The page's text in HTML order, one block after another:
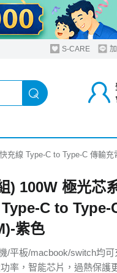
S-CARE
充線 Type-C to Type-C 傳輸充
) 100W 極光芯
C to Type-
紫色
/平板/macbook/switch均可
率，智能芯片，過熱保護